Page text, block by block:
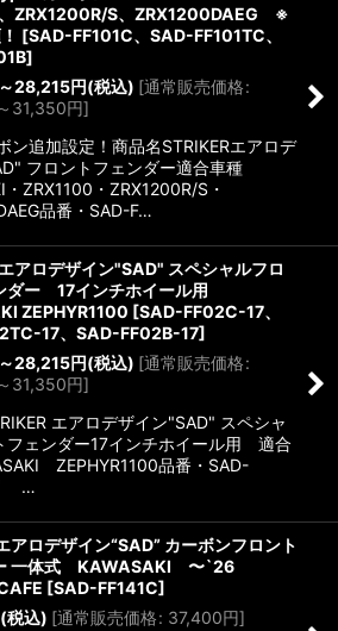
ZRX1200R/S、ZRX1200DAEG ※
[SAD-FF101C、SAD-FF101TC、
]
～28,215円(税込) [通常販売価格:
～31,350円]
ン追加設定！商品名STRIKERエアロデ
フロントフェンダー適合車種
・ZRX1100・ZRX1200R/S・
品番・SAD-F…
アロデザイン"SAD" スペシャルフロ
ダー 17インチホイール用
ZEPHYR1100 [SAD-FF02C-17、
17、SAD-FF02B-17]
～28,215円(税込) [通常販売価格:
～31,350円]
エアロデザイン"SAD" スペシャ
フェンダー17インチホイール用 適合
ZEPHYR1100品番・SAD-
…
アロデザイン“SAD” カーボンフロント
一体式 KAWASAKI 〜`26
[SAD-FF141C]
(税込) [通常販売価格: 37,400円]